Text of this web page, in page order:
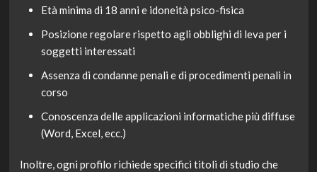
Età minima di 18 anni e idoneità psico-fisica
Posizione regolare rispetto agli obblighi di leva per i
soggetti interessati
Assenza di condanne penali e di procedimenti penali in
corso
Conoscenza delle applicazioni informatiche più diffuse
(Word, Excel, ecc.)
Inoltre, ogni profilo richiede specifici titoli di studio che